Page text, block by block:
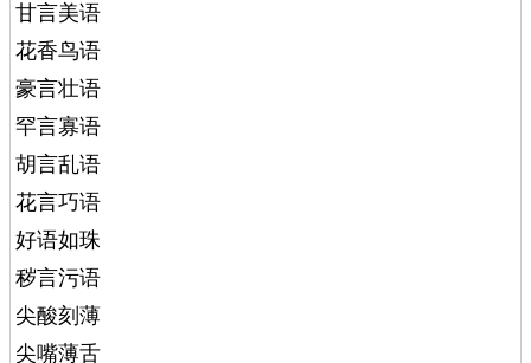
甘言美语
花香鸟语
豪言壮语
罕言寡语
胡言乱语
花言巧语
好语如珠
秽言污语
尖酸刻薄
尖嘴薄舌